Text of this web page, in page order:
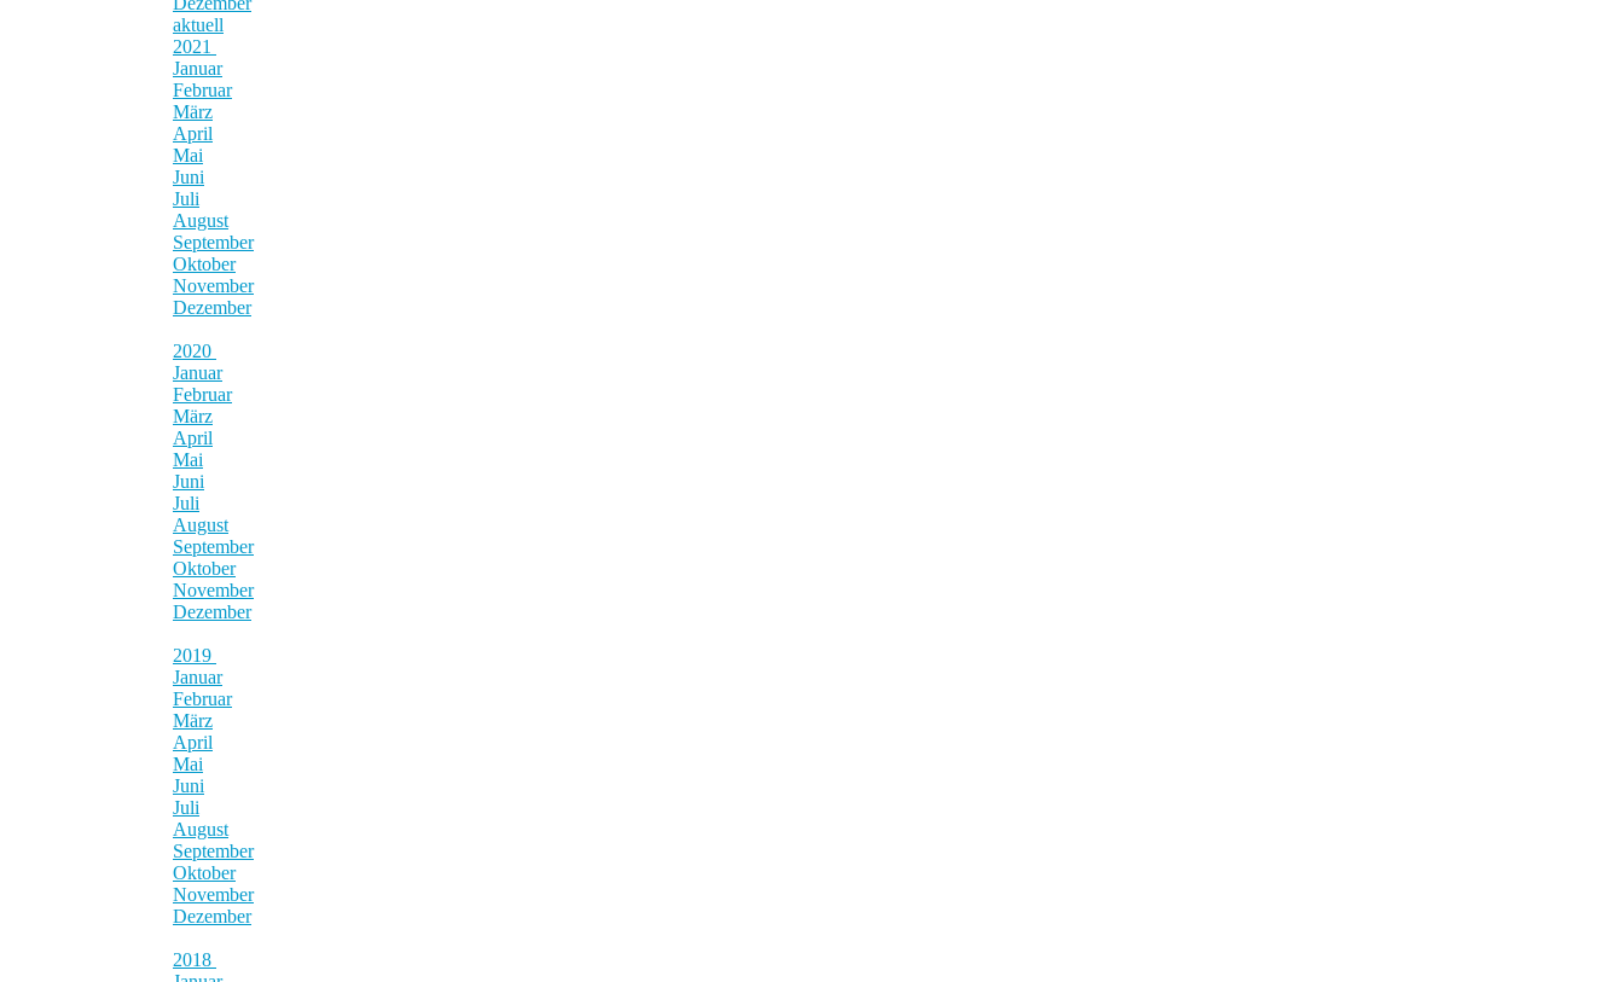
aktuell
2021
Januar
Februar
März
April
Mai
Juni
Juli
August
September
Oktober
November
Dezember
2020
Januar
Februar
März
April
Mai
Juni
Juli
August
September
Oktober
November
Dezember
2019
Januar
Februar
März
April
Mai
Juni
Juli
August
September
Oktober
November
Dezember
2018